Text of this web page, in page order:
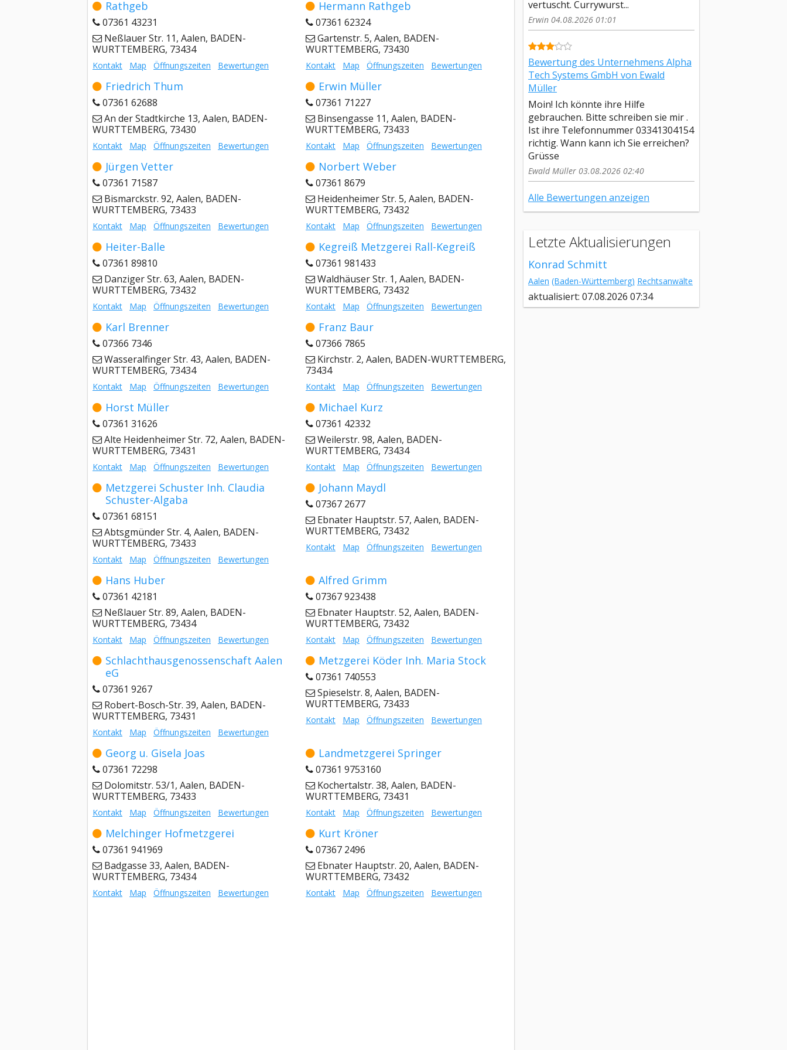
Rathgeb
07361 43231
Neßlauer Str. 11, Aalen, BADEN-
WURTTEMBERG, 73434
Kontakt Map Öffnungszeiten Bewertungen
Hermann Rathgeb
07361 62324
Gartenstr. 5, Aalen, BADEN-
WURTTEMBERG, 73430
Kontakt Map Öffnungszeiten Bewertungen
Friedrich Thum
07361 62688
An der Stadtkirche 13, Aalen, BADEN-
WURTTEMBERG, 73430
Kontakt Map Öffnungszeiten Bewertungen
Erwin Müller
07361 71227
Binsengasse 11, Aalen, BADEN-
WURTTEMBERG, 73433
Kontakt Map Öffnungszeiten Bewertungen
Jürgen Vetter
07361 71587
Bismarckstr. 92, Aalen, BADEN-
WURTTEMBERG, 73433
Kontakt Map Öffnungszeiten Bewertungen
Norbert Weber
07361 8679
Heidenheimer Str. 5, Aalen, BADEN-
WURTTEMBERG, 73432
Kontakt Map Öffnungszeiten Bewertungen
Heiter-Balle
07361 89810
Danziger Str. 63, Aalen, BADEN-
WURTTEMBERG, 73432
Kontakt Map Öffnungszeiten Bewertungen
Kegreiß Metzgerei Rall-Kegreiß
07361 981433
Waldhäuser Str. 1, Aalen, BADEN-
WURTTEMBERG, 73432
Kontakt Map Öffnungszeiten Bewertungen
Karl Brenner
07366 7346
Wasseralfinger Str. 43, Aalen, BADEN-
WURTTEMBERG, 73434
Kontakt Map Öffnungszeiten Bewertungen
Franz Baur
07366 7865
Kirchstr. 2, Aalen, BADEN-WURTTEMBERG,
73434
Kontakt Map Öffnungszeiten Bewertungen
Horst Müller
07361 31626
Alte Heidenheimer Str. 72, Aalen, BADEN-
WURTTEMBERG, 73431
Kontakt Map Öffnungszeiten Bewertungen
Michael Kurz
07361 42332
Weilerstr. 98, Aalen, BADEN-
WURTTEMBERG, 73434
Kontakt Map Öffnungszeiten Bewertungen
Metzgerei Schuster Inh. Claudia
Schuster-Algaba
07361 68151
Abtsgmünder Str. 4, Aalen, BADEN-
WURTTEMBERG, 73433
Kontakt Map Öffnungszeiten Bewertungen
Johann Maydl
07367 2677
Ebnater Hauptstr. 57, Aalen, BADEN-
WURTTEMBERG, 73432
Kontakt Map Öffnungszeiten Bewertungen
Hans Huber
07361 42181
Neßlauer Str. 89, Aalen, BADEN-
WURTTEMBERG, 73434
Kontakt Map Öffnungszeiten Bewertungen
Alfred Grimm
07367 923438
Ebnater Hauptstr. 52, Aalen, BADEN-
WURTTEMBERG, 73432
Kontakt Map Öffnungszeiten Bewertungen
Schlachthausgenossenschaft Aalen
eG
07361 9267
Robert-Bosch-Str. 39, Aalen, BADEN-
WURTTEMBERG, 73431
Kontakt Map Öffnungszeiten Bewertungen
Metzgerei Köder Inh. Maria Stock
07361 740553
Spieselstr. 8, Aalen, BADEN-
WURTTEMBERG, 73433
Kontakt Map Öffnungszeiten Bewertungen
Georg u. Gisela Joas
07361 72298
Dolomitstr. 53/1, Aalen, BADEN-
WURTTEMBERG, 73433
Kontakt Map Öffnungszeiten Bewertungen
Landmetzgerei Springer
07361 9753160
Kochertalstr. 38, Aalen, BADEN-
WURTTEMBERG, 73431
Kontakt Map Öffnungszeiten Bewertungen
Melchinger Hofmetzgerei
07361 941969
Badgasse 33, Aalen, BADEN-
WURTTEMBERG, 73434
Kontakt Map Öffnungszeiten Bewertungen
Kurt Kröner
07367 2496
Ebnater Hauptstr. 20, Aalen, BADEN-
WURTTEMBERG, 73432
Kontakt Map Öffnungszeiten Bewertungen
vertuscht. Currywurst...
Erwin 04.08.2026 01:01
Bewertung des Unternehmens Alpha
Tech Systems GmbH von Ewald
Müller
Moin! Ich könnte ihre Hilfe
gebrauchen. Bitte schreiben sie mir .
Ist ihre Telefonnummer 03341304154
richtig. Wann kann ich Sie erreichen?
Grüsse
Ewald Müller 03.08.2026 02:40
Alle Bewertungen anzeigen
Letzte Aktualisierungen
Konrad Schmitt
Aalen (Baden-Württemberg) Rechtsanwälte
aktualisiert: 07.08.2026 07:34